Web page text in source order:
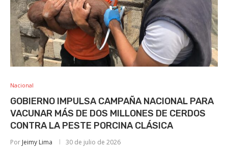
Nacional
GOBIERNO IMPULSA CAMPAÑA NACIONAL PARA
VACUNAR MÁS DE DOS MILLONES DE CERDOS
CONTRA LA PESTE PORCINA CLÁSICA
Por Jeimy Lima 30 de julio de 2026